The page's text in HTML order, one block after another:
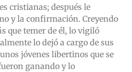
cristianas; después le
y la confirmación. Creyendo
que temer de él, lo vigiló
lo dejó a cargo de sus
jóvenes libertinos que se
ganando y lo